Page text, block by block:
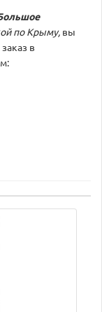
по Крыму, вы
в